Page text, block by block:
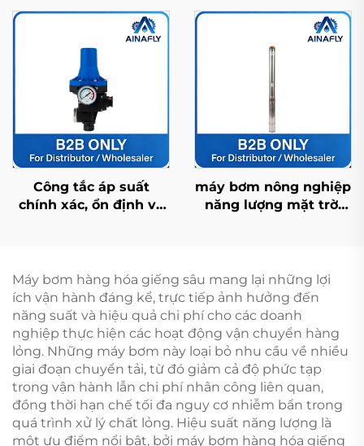
bằng thép không gỉ
bền bỉ, tuổi thọ cao và
giá nhà máy
cấp nước ở khu vực
nông thôn và dân
dụng
Công tắc áp suất
chính xác, ổn định và
máy bơm nông nghiệp
năng lượng mặt trời
tiêu cây trồng
Máy bơm hàng hóa giếng sâu mang lại những lợi
ích vận hành đáng kể, trực tiếp ảnh hưởng đến
năng suất và hiệu quả chi phí cho các doanh
nghiệp thực hiện các hoạt động vận chuyển hàng
lỏng. Những máy bơm này loại bỏ nhu cầu về nhiều
giai đoạn chuyển tải, từ đó giảm cả độ phức tạp
trong vận hành lẫn chi phí nhân công liên quan,
đồng thời hạn chế tối đa nguy cơ nhiễm bẩn trong
quá trình xử lý chất lỏng. Hiệu suất năng lượng là
một ưu điểm nổi bật, bởi máy bơm hàng hóa giếng